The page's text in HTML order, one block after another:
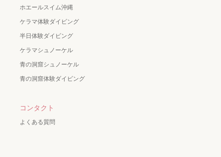
ホエールスイム沖縄
ケラマ体験ダイビング
半日体験ダイビング
ケラマシュノーケル
青の洞窟シュノーケル
青の洞窟体験ダイビング
コンタクト
よくある質問